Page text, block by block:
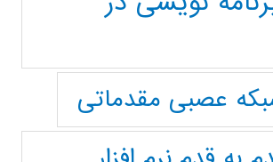
عصبی مقدماتی